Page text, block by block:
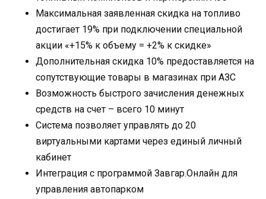
Максимальная заявленная скидка на топливо
достигает 19% при подключении специальной
акции «+15% к объему = +2% к скидке»
Дополнительная скидка 10% предоставляется на
сопутствующие товары в магазинах при АЗС
Возможность быстрого зачисления денежных
средств на счет – всего 10 минут
Система позволяет управлять до 20
виртуальными картами через единый личный
кабинет
Интеграция с программой Завгар.Онлайн для
управления автопарком